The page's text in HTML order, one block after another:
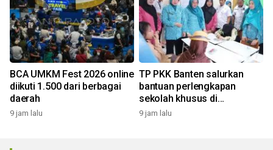
BCA UMKM Fest 2026 online
diikuti 1.500 dari berbagai
daerah
9 jam lalu
TP PKK Banten salurkan
bantuan perlengkapan
sekolah khusus di
Tangerang
9 jam lalu